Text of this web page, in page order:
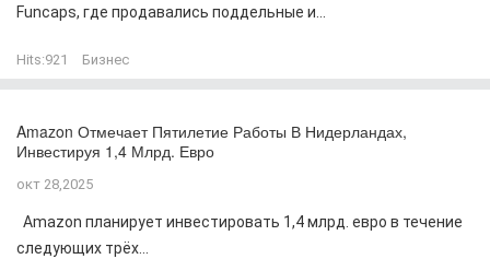
Funcaps, где продавались поддельные и...
Hits:921 Бизнес
Amazon Отмечает Пятилетие Работы В Нидерландах,
Инвестируя 1,4 Млрд. Евро
окт 28,2025
Amazon планирует инвестировать 1,4 млрд. евро в течение
следующих трёх...